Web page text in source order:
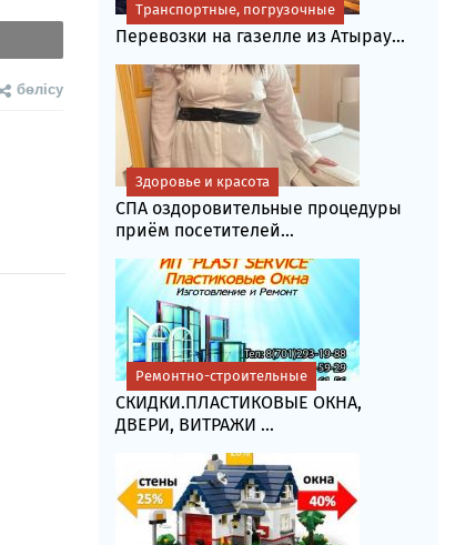
бөлісу
Перевозки на газелле из Атырау...
Транспортные, погрузочные
СПА оздоровительные процедуры
приём посетителей...
Здоровье и красота
СКИДКИ.ПЛАСТИКОВЫЕ ОКНА,
ДВЕРИ, ВИТРАЖИ ...
Ремонтно-строительные